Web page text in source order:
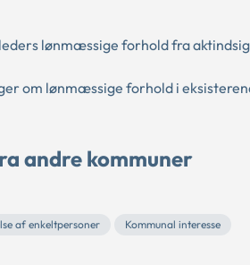
lønmæssige forhold fra
om lønmæssige forhold i
andre kommuner
af enkeltpersoner
Kommunal interesse